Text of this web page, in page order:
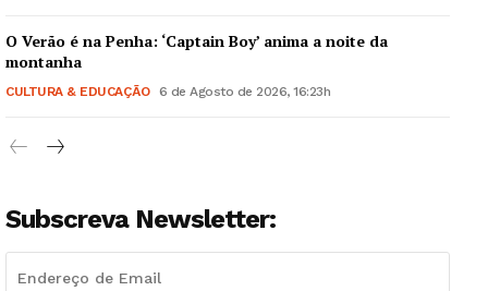
O Verão é na Penha: ‘Captain Boy’ anima a noite da
montanha
CULTURA & EDUCAÇÃO 6 de Agosto de 2026, 16:23h
Subscreva Newsletter: